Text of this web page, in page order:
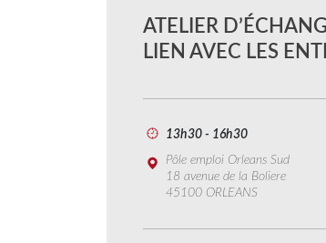
ATELIER
LIEN AVEC LES
13h30 - 16h30
Pôle emploi Orleans Sud
18 avenue de la Boliere
45100 ORLEANS